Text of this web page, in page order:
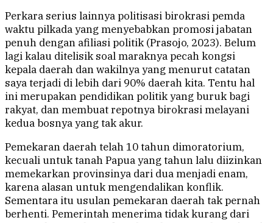
Perkara serius lainnya politisasi birokrasi pemda
waktu pilkada yang menyebabkan promosi jabatan
penuh dengan afiliasi politik (Prasojo, 2023). Belum
lagi kalau ditelisik soal maraknya pecah kongsi
kepala daerah dan wakilnya yang menurut catatan
saya terjadi di lebih dari 90% daerah kita. Tentu hal
ini merupakan pendidikan politik yang buruk bagi
rakyat, dan membuat repotnya birokrasi melayani
kedua bosnya yang tak akur.
Pemekaran daerah telah 10 tahun dimoratorium,
kecuali untuk tanah Papua yang tahun lalu diizinkan
memekarkan provinsinya dari dua menjadi enam,
karena alasan untuk mengendalikan konflik.
Sementara itu usulan pemekaran daerah tak pernah
berhenti. Pemerintah menerima tidak kurang dari